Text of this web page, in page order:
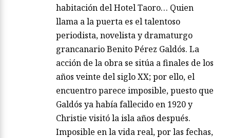
habitación del Hotel Taoro… Quien
llama a la puerta es el talentoso
periodista, novelista y dramaturgo
grancanario Benito Pérez Galdós. La
acción de la obra se sitúa a finales de los
años veinte del siglo XX; por ello, el
encuentro parece imposible, puesto que
Galdós ya había fallecido en 1920 y
Christie visitó la isla años después.
Imposible en la vida real, por las fechas,